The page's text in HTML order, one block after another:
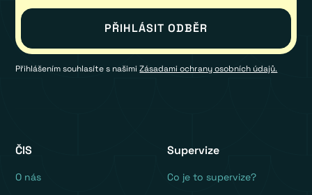
Přihlášením souhlasíte s našimiZásadami ochrany osobních údajů.
ČIS
O nás
Supervize
Co je to supervize?